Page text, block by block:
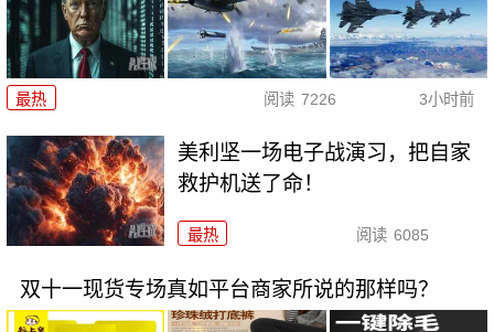
最热 阅读 7226 3小时前
美利坚一场电子战演习，把自家
救护机送了命！
最热 阅读 6085
双十一现货专场真如平台商家所说的那样吗？